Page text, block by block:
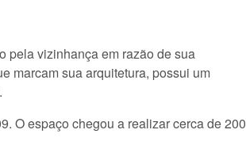
pela vizinhança em razão de sua
marcam sua arquitetura, possui um
O espaço chegou a realizar cerca de 200